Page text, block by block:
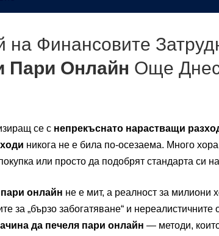
на Финансовите
Пари Онлайн Още
се с непрекъснато нарастващи
никога не е била по-осезаема. Много
или просто да подобрят стандарта си
онлайн не е мит, а реалност за милиони
за „бързо забогатяване“ и
да печеля пари онлайн — методи,